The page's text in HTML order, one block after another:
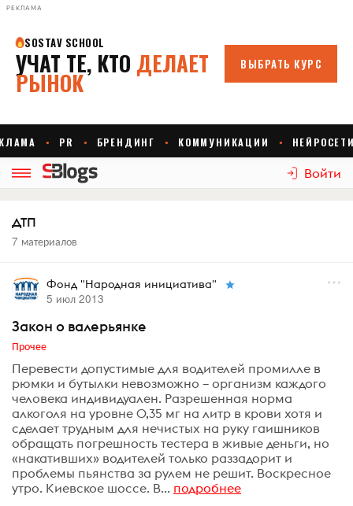
РЕКЛАМА
Войти
ДТП
7 материалов
Фонд "Народная инициатива"
5 июл 2013
Закон о валерьянке
Прочее
Перевести допустимые для водителей промилле в
рюмки и бутылки невозможно – организм каждого
человека индивидуален. Разрешенная норма
алкоголя на уровне 0,35 мг на литр в крови хотя и
сделает трудным для нечистых на руку гаишников
обращать погрешность тестера в живые деньги, но
«накативших» водителей только раззадорит и
проблемы пьянства за рулем не решит. Воскресное
утро. Киевское шоссе. В... подробнее